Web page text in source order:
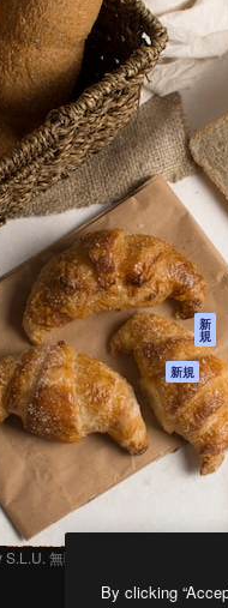
のプラ
代理
用して
製品
Spaces
AI アシスタント
AI 画像生成ツール
AI 動画生成ツール
AI 音声合成ツール
ストックコンテン
ツ
Claude/ChatGPT
向けMCP
新
規
エージェント 新規
API
モバイルアプリ
すべてのMagnificツ
S.L.U. 無断複写・転載を禁じます
By clicking